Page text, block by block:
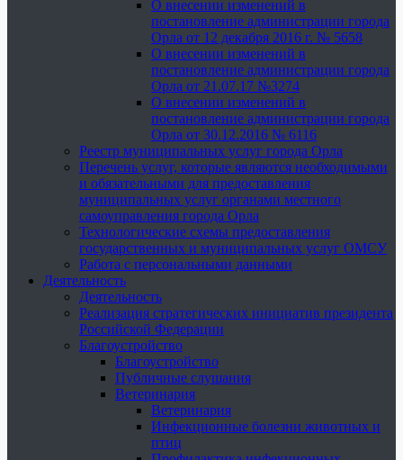
О внесении изменений в
постановление администрации города
Орла от 12 декабря 2016 г. № 5658
О внесении изменений в
постановление администрации города
Орла от 21.07.17 №3274
О внесении изменений в
постановление администрации города
Орла от 30.12.2016 № 6116
Реестр муниципальных услуг города Орла
Перечень услуг, которые являются необходимыми
и обязательными для предоставления
муниципальных услуг органами местного
самоуправления города Орла
Технологические схемы предоставления
государственных и муниципальных услуг ОМСУ
Работа с персональными данными
Деятельность
Деятельность
Реализация стратегических инициатив президента
Российской Федерации
Благоустройство
Благоустройство
Публичные слушания
Ветеринария
Ветеринария
Инфекционные болезни животных и
птиц